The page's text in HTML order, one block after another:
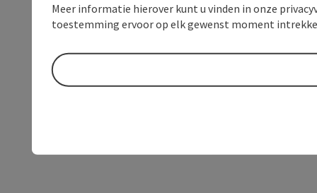
Meer informatie hierover kunt u vinden in onze
toestemming ervoor op elk gewenst moment